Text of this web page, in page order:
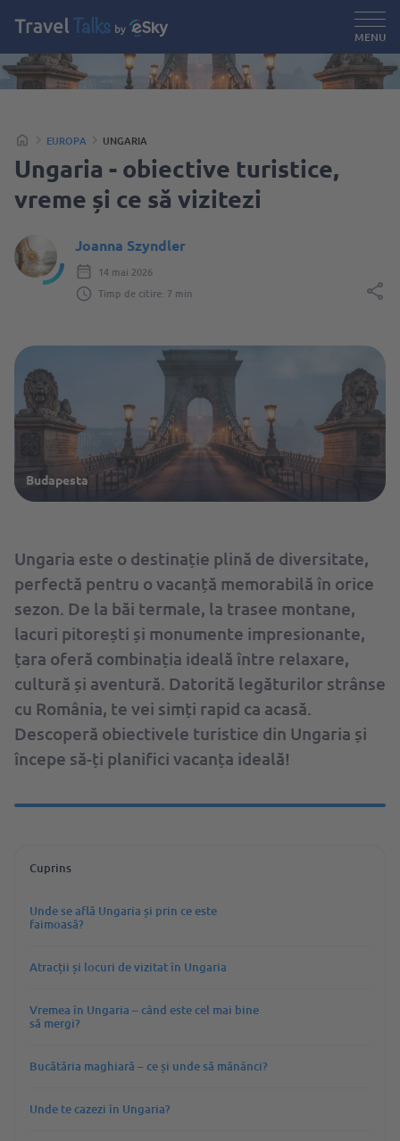
MENU
EUROPA UNGARIA
Ungaria - obiective turistice,
vreme și ce să vizitezi
Joanna Szyndler
14 mai 2026
Timp de citire: 7 min
Budapesta
Ungaria este o destinație plină de diversitate,
perfectă pentru o vacanță memorabilă în orice
sezon. De la băi termale, la trasee montane,
lacuri pitorești și monumente impresionante,
țara oferă combinația ideală între relaxare,
cultură și aventură. Datorită legăturilor strânse
cu România, te vei simți rapid ca acasă.
Descoperă obiectivele turistice din Ungaria și
începe să-ți planifici vacanța ideală!
Cuprins
Unde se află Ungaria și prin ce este
faimoasă?
Atracții și locuri de vizitat în Ungaria
Vremea în Ungaria – când este cel mai bine
să mergi?
Bucătăria maghiară – ce și unde să mănânci?
Unde te cazezi în Ungaria?